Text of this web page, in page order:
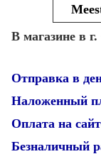
В магазине в
Отправка в
Наложенный
Оплата на
Безналичный